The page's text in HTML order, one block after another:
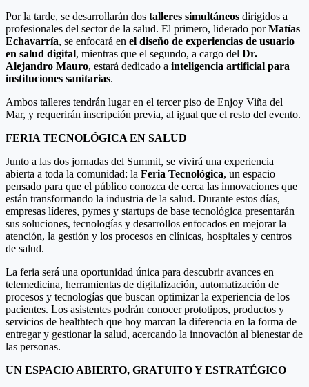
Por la tarde, se desarrollarán dos talleres simultáneos dirigidos a
profesionales del sector de la salud. El primero, liderado porMatías
Echavarría, se enfocará en el diseño de experiencias de usuario
en salud digital, mientras que el segundo, a cargo del Dr.
Alejandro Mauro, estará dedicado a inteligencia artificial para
instituciones sanitarias.
Ambos talleres tendrán lugar en el tercer piso de Enjoy Viña del
Mar, y requerirán inscripción previa, al igual que el resto del evento.
FERIA TECNOLÓGICA EN SALUD
Junto a las dos jornadas del Summit, se vivirá una experiencia
abierta a toda la comunidad: la Feria Tecnológica, un espacio
pensado para que el público conozca de cerca las innovaciones que
están transformando la industria de la salud. Durante estos días,
empresas líderes, pymes y startups de base tecnológica presentarán
sus soluciones, tecnologías y desarrollos enfocados en mejorar la
atención, la gestión y los procesos en clínicas, hospitales y centros
de salud.
La feria será una oportunidad única para descubrir avances en
telemedicina, herramientas de digitalización, automatización de
procesos y tecnologías que buscan optimizar la experiencia de los
pacientes. Los asistentes podrán conocer prototipos, productos y
servicios de healthtech que hoy marcan la diferencia en la forma de
entregar y gestionar la salud, acercando la innovación al bienestar de
las personas.
UN ESPACIO ABIERTO, GRATUITO Y ESTRATÉGICO